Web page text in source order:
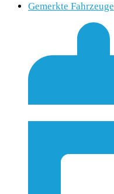
Gemerkte Fahrzeuge